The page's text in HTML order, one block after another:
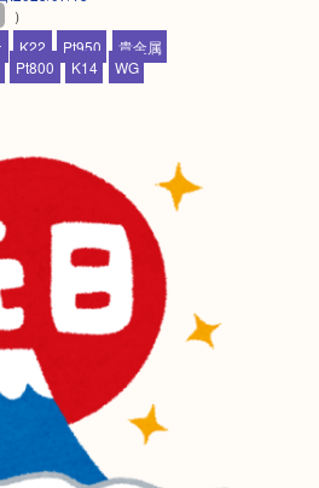
地域★
神戸市兵庫区,神戸市北区,神
アイランド,六甲アイランド,
、ご相談下さい。
できない時・重い時、まとめ
さいませ。